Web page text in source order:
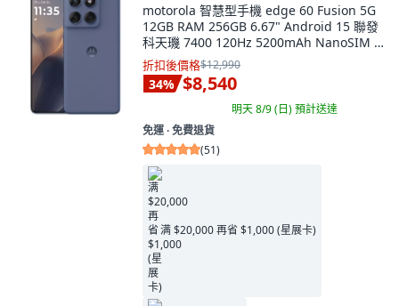
motorola 智慧型手機 edge 60 Fusion 5G
12GB RAM 256GB 6.67" Android 15 聯發
科天璣 7400 120Hz 5200mAh NanoSIM +
eSIM 灰色 原廠保固12個月
折扣後價格$12,990
34% $8,540
明天 8/9 (日)預計送達
免運 ∙ 免費退貨
(51)
满 $20,000 再省 $1,000 (星展卡)